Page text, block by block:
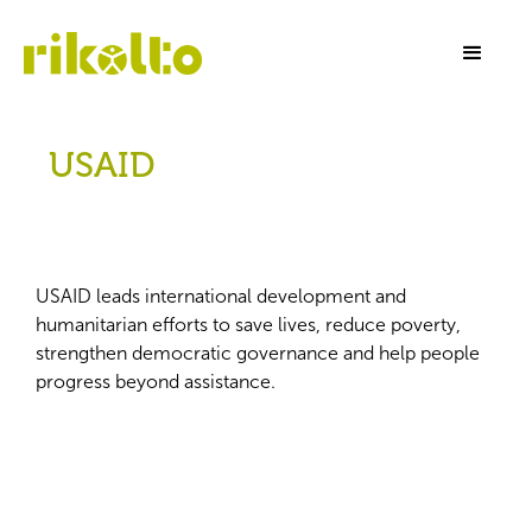
USAID
USAID leads international development and
humanitarian efforts to save lives, reduce poverty,
strengthen democratic governance and help people
progress beyond assistance.